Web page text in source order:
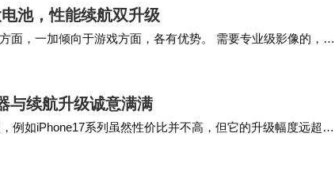
吨，减少重金属污染。疫情期间开发的"无接触配
些举措使其荣获"年度最具社会责任感企业"称号。
池，性能续航双升级
，一加倾向于游戏方面，各有优势。 需要专业级影像的，自
而且有哈苏影像加持，…
与续航升级诚意满满
例如iPhone17系列虽然性价比并不高，但它的升级幅度远超前
的影响，小米、iQOO等多个国…